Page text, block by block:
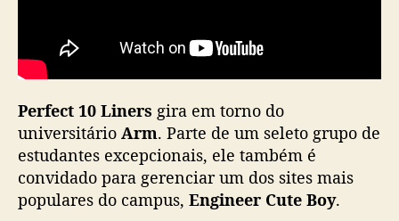
k
P
e
r
t
h
Perfect 10 Liners gira em torno do
universitário Arm. Parte de um seleto grupo de
estudantes excepcionais, ele também é
convidado para gerenciar um dos sites mais
populares do campus, Engineer Cute Boy.